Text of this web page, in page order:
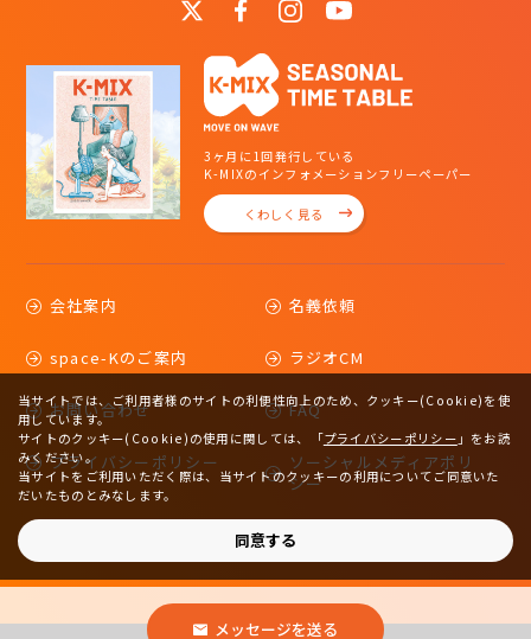
メッセージを送る
3ヶ月に1回発行している
K-MIXのインフォメーションフリーペーパー
くわしく見る
会社案内 名義依頼
space-Kのご案内 ラジオCM
お問い合わせ FAQ
プライバシーポリシー
ソーシャルメディアポリ
シー
当サイトでは、ご利用者様のサイトの利便性向上のため、クッキー(Cookie)を使
用しています。
サイトのクッキー(Cookie)の使用に関しては、
「プライバシーポリシー 」をお読
みください。
当サイトをご利用いただく際は、当サイトのクッキーの利用についてご同意いた
だいたものとみなします。
同意する